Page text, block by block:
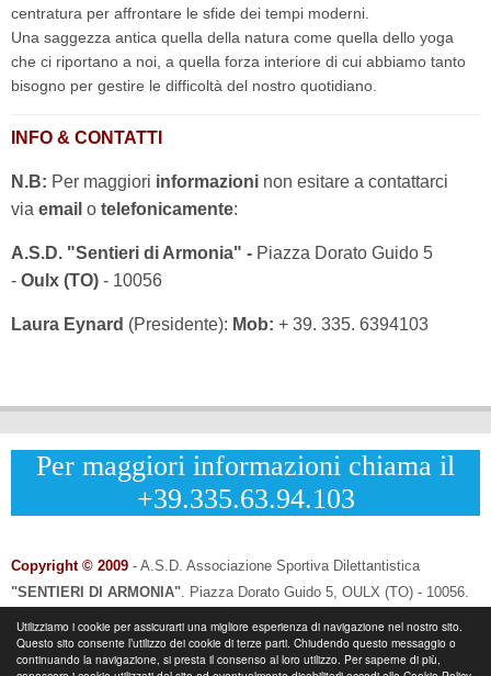
Utilizziamo i cookie per assicurarti una migliore esperienza di navigazione nel nostro sito.
Questo sito consente l’utilizzo dei cookie di terze parti. Chiudendo questo messaggio o
continuando la navigazione, si presta il consenso al loro utilizzo. Per saperne di più,
centratura per affrontare le sfide dei tempi moderni.
Una saggezza antica quella della natura come quella dello yoga
che ci riportano a noi, a quella forza interiore di cui abbiamo tanto
bisogno per gestire le difficoltà del nostro quotidiano.
INFO & CONTATTI
N.B: Per maggiori informazioni non esitare a contattarci
via email o telefonicamente:
A.S.D. "Sentieri di Armonia" - Piazza Dorato Guido 5
- Oulx (TO) - 10056
Laura Eynard (Presidente): Mob: + 39. 335. 6394103
Per maggiori informazioni chiama il
+39.335.63.94.103
Copyright © 2009 - A.S.D. Associazione Sportiva Dilettantistica
"SENTIERI DI ARMONIA". Piazza Dorato Guido 5, OULX (TO) - 10056.
Info & Contatti:Laura Eynard: +39.335.6394103
-Email: info@sentieridiarmonia.com